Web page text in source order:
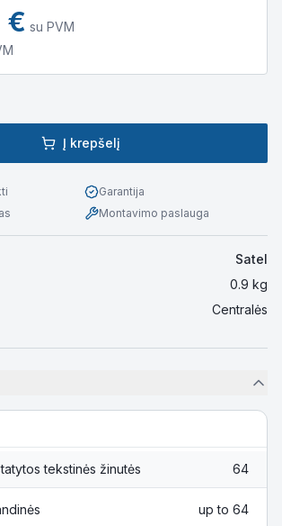
€ su PVM
Į krepšelį
Garantija
Montavimo paslauga
Satel
0.9 kg
Centralės
tekstinės žinutės 64
up to 64